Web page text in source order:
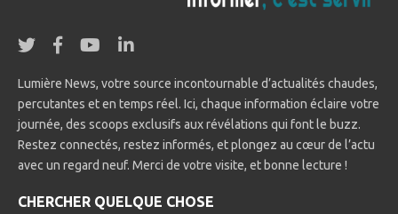
Lumière News, votre source incontournable d’actualités chaudes,
percutantes et en temps réel. Ici, chaque information éclaire votre
journée, des scoops exclusifs aux révélations qui font le buzz.
Restez connectés, restez informés, et plongez au cœur de l’actu
avec un regard neuf. Merci de votre visite, et bonne lecture !
CHERCHER QUELQUE CHOSE